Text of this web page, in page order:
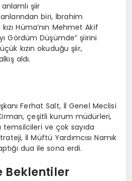
şiir
biri, İbrahim
Hüma’nın Mehmet Akif
Gördüm Düşümde” şiirini
kızın okuduğu şiir,
aldı.
Ferhat Salt, İl Genel Meclisi
çeşitli kurum müdürleri,
ve çok sayıda
İl Müftü Yardımcısı Namık
dua ile sona erdi.
Beklentiler